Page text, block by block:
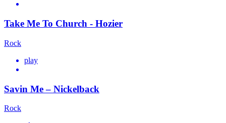
Take Me To Church - Hozier
Rock
play
Savin Me – Nickelback
Rock